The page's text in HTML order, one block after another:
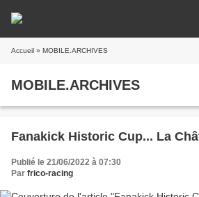
Accueil » MOBILE.ARCHIVES
MOBILE.ARCHIVES
Fanakick Historic Cup... La
Publié le 21/06/2022 à 07:30
Par frico-racing